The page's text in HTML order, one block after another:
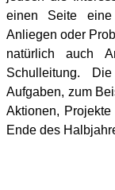
einen Seite
Anliegen oder
natürlich auch
Schulleitung.
Aufgaben, zum
Aktionen,
Ende des